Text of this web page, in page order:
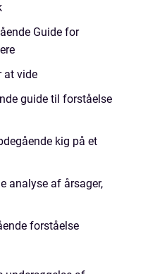
Guide for
at vide
guide til forståelse
kig på et
analyse af årsager,
forståelse